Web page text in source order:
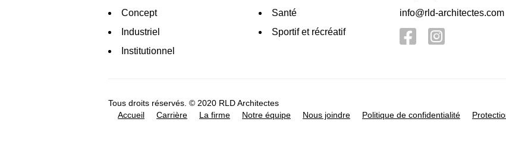
Concept
Industriel
Institutionnel
Santé
Sportif et récréatif
info@rld-architectes.com
Tous droits réservés. © 2020 RLD Architectes
Accueil
Carrière La firme Notre équipe Nous joindre Politique de confidentialité